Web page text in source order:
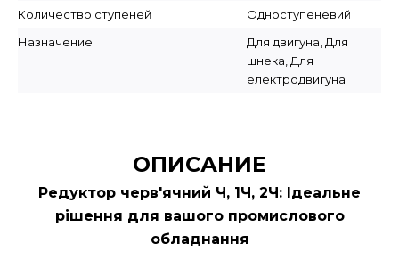
Количество ступеней
Одноступеневий
Назначение
Для двигуна, Для
шнека, Для
електродвигуна
ОПИСАНИЕ
Редуктор черв'ячний Ч, 1Ч, 2Ч: Ідеальне
рішення для вашого промислового
обладнання